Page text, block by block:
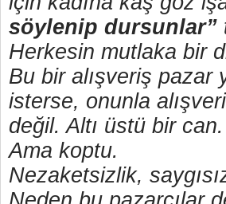
söylenip dursunlar”
Herkesin mutlaka bir
Bu bir alışveriş pazar
isterse, onunla
değil. Altı üstü bir
Ama koptu.
Nezaketsizlik,